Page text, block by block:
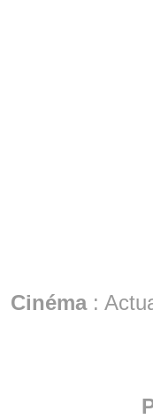
Cinéma: